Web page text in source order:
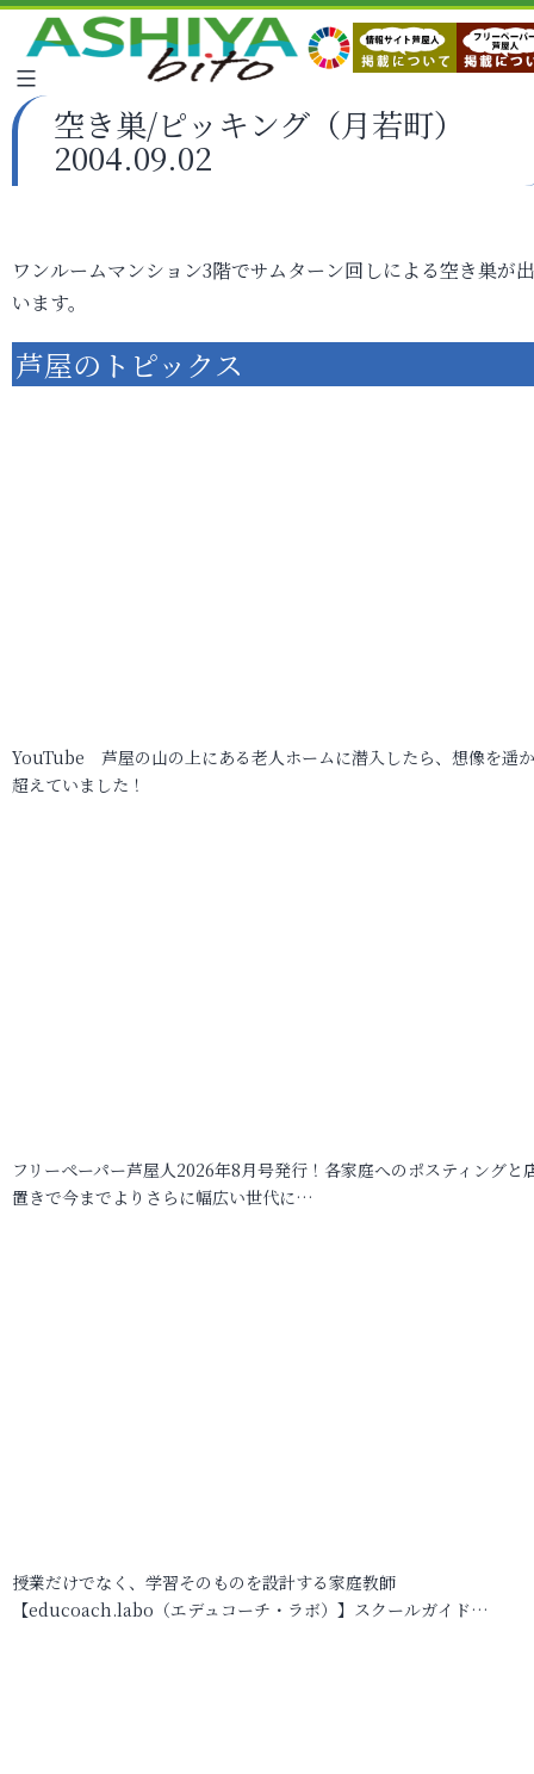
空き巣/ピッキング（月若町）
2004.09.02
ワンルームマンション3階でサムターン回しによる空き巣が
います。
芦屋のトピックス
YouTube 芦屋の山の上にある老人ホームに潜入したら、想像を遥
超えていました！
フリーペーパー芦屋人2026年8月号発行！各家庭へのポスティングと
置きで今までよりさらに幅広い世代に…
授業だけでなく、学習そのものを設計する家庭教師
【educoach.labo（エデュコーチ・ラボ）】スクールガイド…